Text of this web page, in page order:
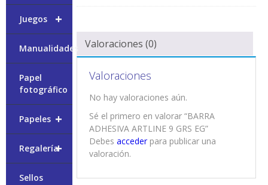
Valoraciones (0)
Valoraciones
No hay valoraciones aún.
Sé el primero en valorar “BARRA
ADHESIVA ARTLINE 9 GRS EG”
Debesaccederpara publicar una
valoración.
+
Juegos
Manualidades
Papel
fotográfico
+
Papeles
+
Regalería
Sellos